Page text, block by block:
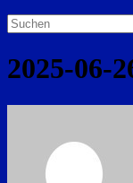
2025-06-